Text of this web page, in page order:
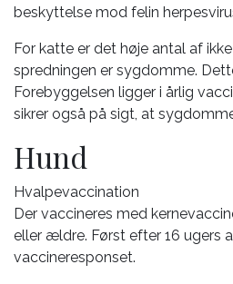
beskyttelse mod felin
For katte er det høje antal af
spredningen er sygdomme.
Forebyggelsen ligger i årlig
sikrer også på sigt, at
Hund
Hvalpevaccination
Der vaccineres med
eller ældre. Først efter 16 ugers
vaccineresponset.